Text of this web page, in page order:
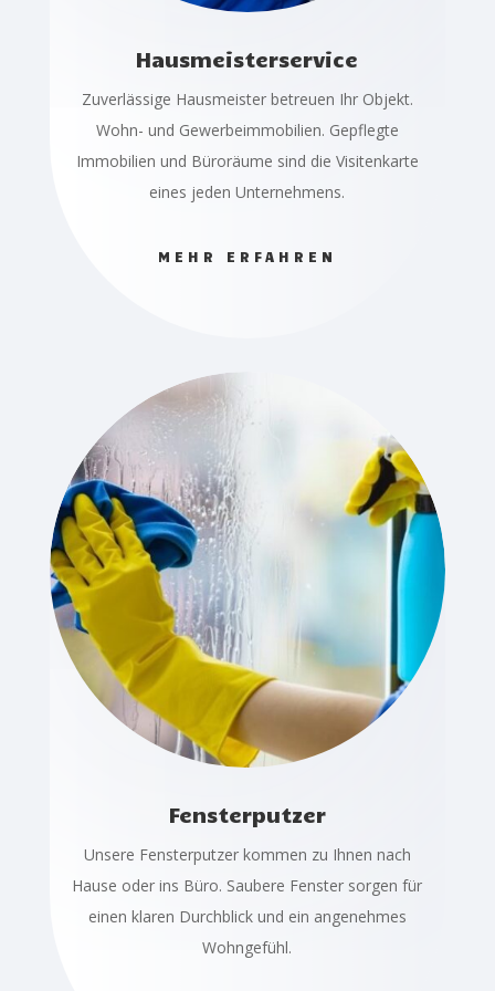
Hausmeisterservice
Zuverlässige Hausmeister betreuen Ihr Objekt.
Wohn- und Gewerbeimmobilien. Gepflegte
Immobilien und Büroräume sind die Visitenkarte
eines jeden Unternehmens.
MEHR ERFAHREN
Fensterputzer
Unsere Fensterputzer kommen zu Ihnen nach
Hause oder ins Büro. Saubere Fenster sorgen für
einen klaren Durchblick und ein angenehmes
Wohngefühl.